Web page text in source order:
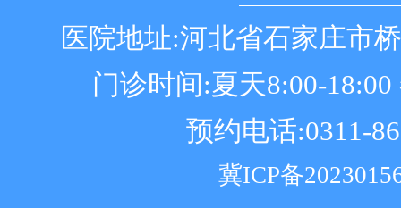
医院地址:河北省石家庄市
门诊时间:夏天8:00-18:00
预约电话:0311-
冀ICP备